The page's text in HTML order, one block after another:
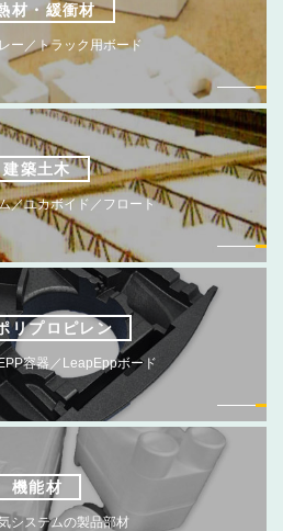
材・緩衝材
ー／トラック用ボード
建築土木
／ユカボイド／フロート
リプロピレン
容器／LeapEppボード
機能材
システムの製品部材